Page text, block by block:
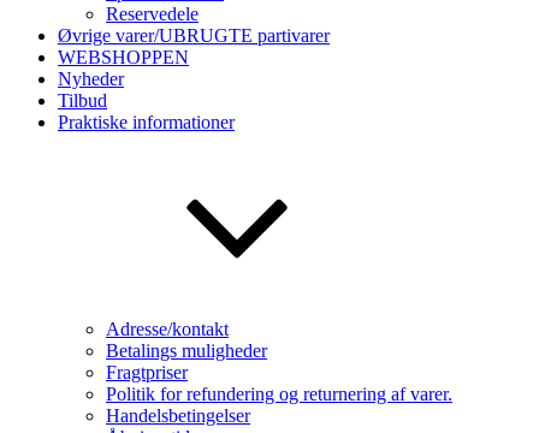
Reservedele
Øvrige varer/UBRUGTE partivarer
WEBSHOPPEN
Nyheder
Tilbud
Praktiske informationer
Adresse/kontakt
Betalings muligheder
Fragtpriser
Politik for refundering og returnering af varer.
Handelsbetingelser